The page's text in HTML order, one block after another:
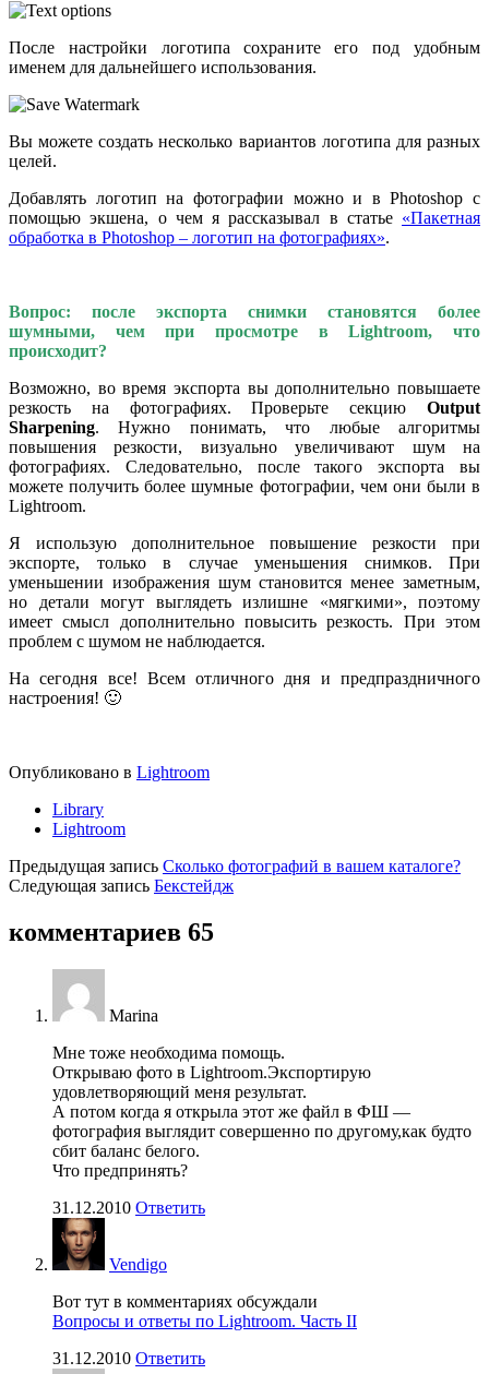
После настройки логотипа сохраните его под удобным
именем для дальнейшего использования.
Вы можете создать несколько вариантов логотипа для разных
целей.
Добавлять логотип на фотографии можно и в Photoshop с
помощью экшена, о чем я рассказывал в статье «Пакетная
обработка в Photoshop – логотип на фотографиях».
Вопрос: после экспорта снимки становятся более
шумными, чем при просмотре в Lightroom, что
происходит?
Возможно, во время экспорта вы дополнительно повышаете
резкость на фотографиях. Проверьте секцию Output
Sharpening. Нужно понимать, что любые алгоритмы
повышения резкости, визуально увеличивают шум на
фотографиях. Следовательно, после такого экспорта вы
можете получить более шумные фотографии, чем они были в
Lightroom.
Я использую дополнительное повышение резкости при
экспорте, только в случае уменьшения снимков. При
уменьшении изображения шум становится менее заметным,
но детали могут выглядеть излишне «мягкими», поэтому
имеет смысл дополнительно повысить резкость. При этом
проблем с шумом не наблюдается.
На сегодня все! Всем отличного дня и предпраздничного
настроения! 🙂
Опубликовано в Lightroom
Library
Lightroom
Предыдущая запись Сколько фотографий в вашем каталоге?
Следующая запись Бекстейдж
комментариев 65
Marina
Мне тоже необходима помощь.
Открываю фото в Lightroom.Экспортирую
удовлетворяющий меня результат.
А потом когда я открыла этот же файл в ФШ —
фотография выглядит совершенно по другому,как будто
сбит баланс белого.
Что предпринять?
31.12.2010 Ответить
Vendigo
Вот тут в комментариях обсуждали
Вопросы и ответы по Lightroom. Часть II
31.12.2010 Ответить